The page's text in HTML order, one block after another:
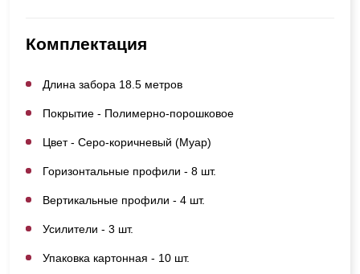
Комплектация
Длина забора 18.5 метров
Покрытие - Полимерно-порошковое
Цвет - Серо-коричневый (Муар)
Горизонтальные профили - 8 шт.
Вертикальные профили - 4 шт.
Усилители - 3 шт.
Упаковка картонная - 10 шт.